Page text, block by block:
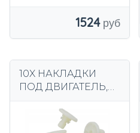
1524
10X НАКЛАДКИ
ПОД ДВИГАТЕЛЬ,
КОЛЕСНЫЕ АРКИ
BMW MINI